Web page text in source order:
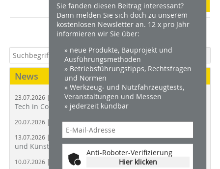
Sie fanden diesen Beitrag interessant?
Dann melden Sie sich doch zu unserem
kostenlosen Newsletter an. 12 x pro Jahr
informieren wir Sie über:
» neue Produkte, Bauprojekt und
Ausführungsmethoden
» Betriebsführungstipps, Rechtsfragen
und Normen
» Werkzeug- und Nutzfahrzeugtests,
Veranstaltungen und Messen
» jederzeit kündbar
Anti-Roboter-Verifizierung
Hier klicken
News
23.07.2026 |
Bundesbauministerin Verena Hubertz auf der
Tech in Construction 2026 in Berlin
20.07.2026 | Asbest ist Todesursache Nummer Eins am Bau
13.07.2026 |
Baustellenüberwachung mit Kameratürmen
und Künstlicher Intelligenz
10.07.2026 | SiGeKo-Standardwerk in drei Bänden